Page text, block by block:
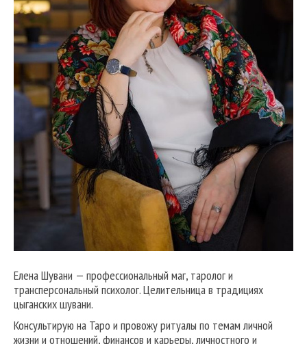
Елена Шувани — профессиональный маг, таролог и
трансперсональный психолог. Целительница в традициях
цыганских шувани.
Консультирую на Таро и провожу ритуалы по темам личной
жизни и отношений, финансов и карьеры, личностного и